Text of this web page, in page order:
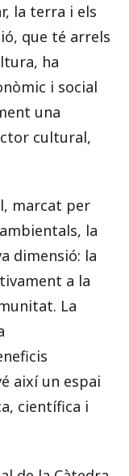
la terra i els
que té arrels
ha
i social
una
cultural,
marcat per
la
dimensió: la
a la
La
així un espai
científica i